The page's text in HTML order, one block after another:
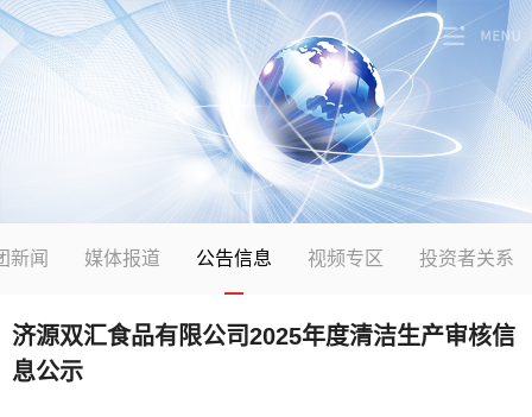
新闻 媒体报道 公告信息 视频专区 投资者关系
济源双汇食品有限公司2025年度清洁生产审核信
息公示